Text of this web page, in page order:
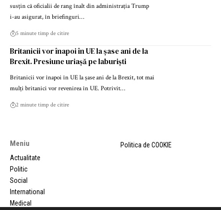
susțin că oficialii de rang înalt din administrația Trump
i-au asigurat, în briefinguri…
5 minute timp de citire
Britanicii vor înapoi în UE la șase ani de la
Brexit. Presiune uriașă pe laburiști
Britanicii vor înapoi în UE la șase ani de la Brexit, tot mai
mulți britanici vor revenirea în UE. Potrivit…
2 minute timp de citire
Meniu
Actualitate
Politic
Social
International
Medical
Politica de COOKIE